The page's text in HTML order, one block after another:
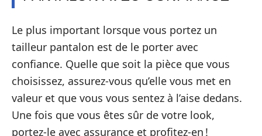
Le plus important lorsque vous portez un
tailleur pantalon est de le porter avec
confiance. Quelle que soit la pièce que vous
choisissez, assurez-vous qu’elle vous met en
valeur et que vous vous sentez à l’aise dedans.
Une fois que vous êtes sûr de votre look,
portez-le avec assurance et profitez-en !